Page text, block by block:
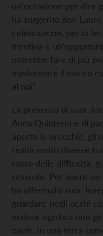
un'occasione per dire
ha suggerito don
celebrazione, per la
trentina e
potrebbe fare di più
trasformare il nostro
al noi”.
La presenza di suor
Anna Quinterio e di
aperto le orecchie, gli
realtà molto diverse
rosso delle difficoltà:
sessuale. Per avere
ha affermato suor
guardare negli occhi
vedere significa non
parte. In una terra